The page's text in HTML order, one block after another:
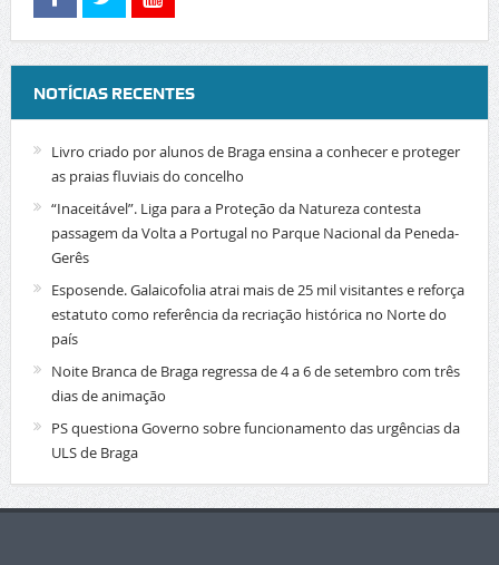
NOTÍCIAS RECENTES
Livro criado por alunos de Braga ensina a conhecer e proteger
as praias fluviais do concelho
“Inaceitável”. Liga para a Proteção da Natureza contesta
passagem da Volta a Portugal no Parque Nacional da Peneda-
Gerês
Esposende. Galaicofolia atrai mais de 25 mil visitantes e reforça
estatuto como referência da recriação histórica no Norte do
país
Noite Branca de Braga regressa de 4 a 6 de setembro com três
dias de animação
PS questiona Governo sobre funcionamento das urgências da
ULS de Braga